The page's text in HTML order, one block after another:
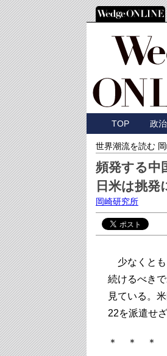
TOP 政
世界潮流を読む
頻発する中
日米は挑
岡崎研究所
少なくとも
続けるべき
見ている。
22を派遣せ
＊ ＊ ＊